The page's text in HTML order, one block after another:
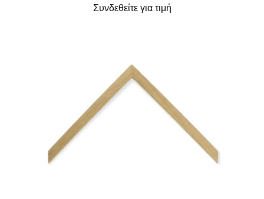
Συνδεθείτε για τιμή